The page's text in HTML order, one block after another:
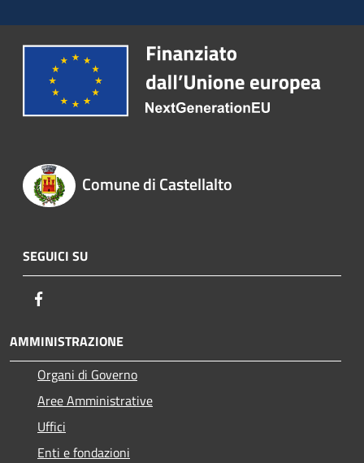
Comune di Castellalto
SEGUICI SU
AMMINISTRAZIONE
Organi di Governo
Aree Amministrative
Uffici
Enti e fondazioni